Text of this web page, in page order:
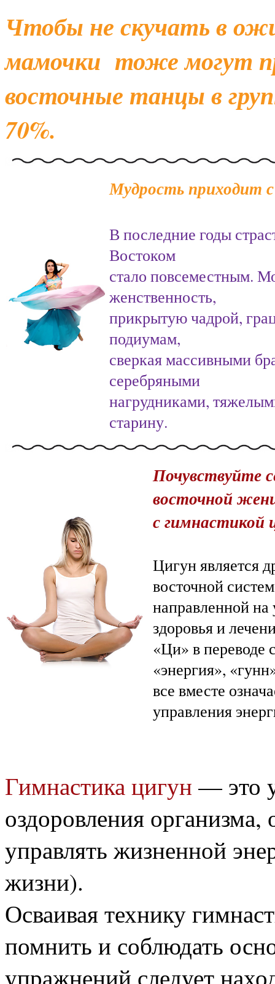
Чтобы не скучать в
мамочки тоже могут
восточные танцы в
70%.
Мудрость приходит
В последние годы
Востоком
стало повсеместным.
женственность,
прикрытую чадрой,
подиумам,
сверкая массивными
серебряными
нагрудниками,
старину.
Почувствуйте
восточной
с гимнастикой
Цигун является
восточной
направленной на
здоровья и
«Ци» в переводе
«энергия»,
все вместе
управления
Гимнастика цигун — это
оздоровления организма,
управлять жизненной
жизни).
Осваивая технику
помнить и соблюдать
упражнений следует